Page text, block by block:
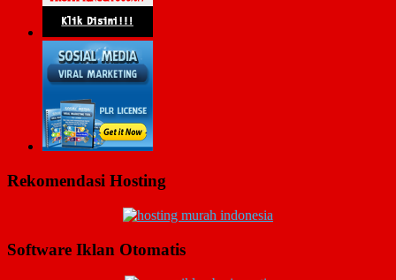
Rekomendasi Hosting
Software Iklan Otomatis